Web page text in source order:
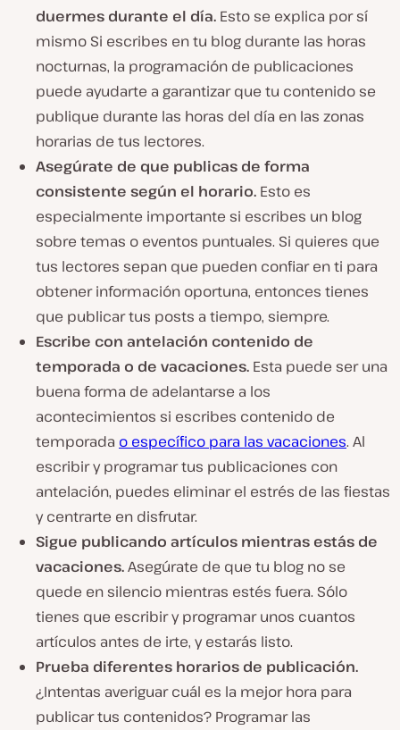
duermes durante el día. Esto se explica por sí
mismo Si escribes en tu blog durante las horas
nocturnas, la programación de publicaciones
puede ayudarte a garantizar que tu contenido se
publique durante las horas del día en las zonas
horarias de tus lectores.
Asegúrate de que publicas de forma
consistente según el horario. Esto es
especialmente importante si escribes un blog
sobre temas o eventos puntuales. Si quieres que
tus lectores sepan que pueden confiar en ti para
obtener información oportuna, entonces tienes
que publicar tus posts a tiempo, siempre.
Escribe con antelación contenido de
temporada o de vacaciones. Esta puede ser una
buena forma de adelantarse a los
acontecimientos si escribes contenido de
temporada o específico para las vacaciones. Al
escribir y programar tus publicaciones con
antelación, puedes eliminar el estrés de las fiestas
y centrarte en disfrutar.
Sigue publicando artículos mientras estás de
vacaciones.Asegúrate de que tu blog no se
quede en silencio mientras estés fuera. Sólo
tienes que escribir y programar unos cuantos
artículos antes de irte, y estarás listo.
Prueba diferentes horarios de publicación.
¿Intentas averiguar cuál es la mejor hora para
publicar tus contenidos? Programar las